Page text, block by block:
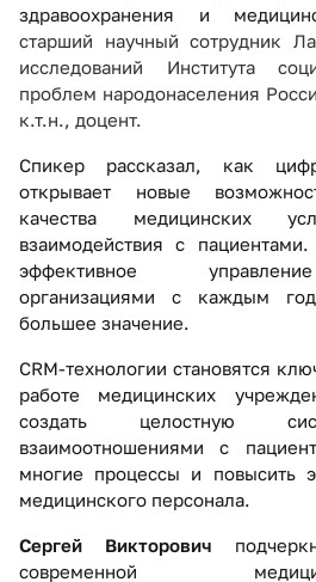
здравоохранения и
старший научный сотрудник
исследований Института
проблем народонаселения
к.т.н., доцент.
Спикер рассказал, как
открывает новые
качества медицинских
взаимодействия с
эффективное
организациями с каждым
большее значение.
CRM-технологии становятся
работе медицинских
создать целостную
взаимоотношениями с
многие процессы и повысить
медицинского персонала.
Сергей Викторович
современной